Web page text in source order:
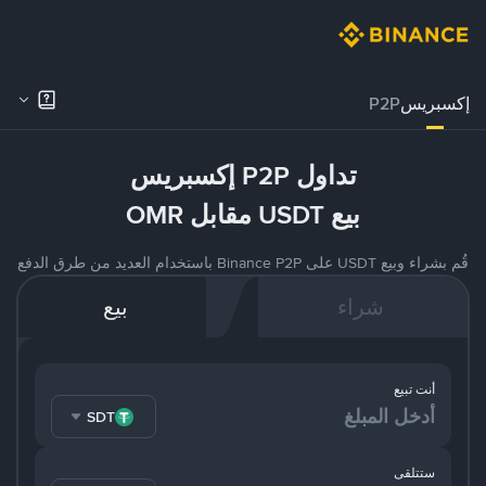
إكسبريسP2P
تداول P2P إكسبريس
بيع USDT مقابل OMR
قُم بشراء وبيع USDT على Binance P2P باستخدام العديد من طرق الدفع
شراء بيع
ستتلقى
أنت تبيع
USDT